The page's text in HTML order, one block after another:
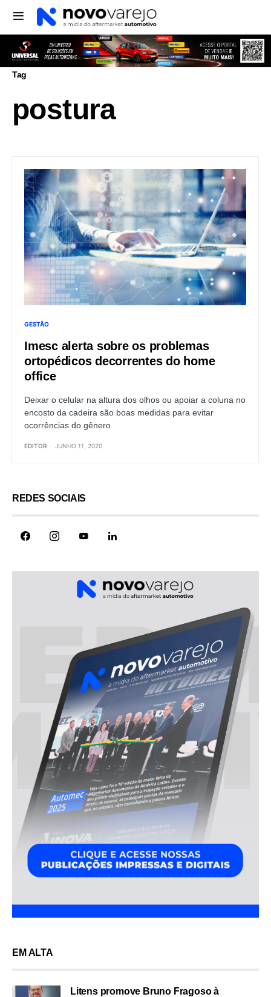
Tag
postura
GESTÃO
Imesc alerta sobre os problemas
ortopédicos decorrentes do home
office
Deixar o celular na altura dos olhos ou apoiar a coluna no
encosto da cadeira são boas medidas para evitar
ocorrências do gênero
EDITOR JUNHO 11, 2020
REDES SOCIAIS
EM ALTA
Litens promove Bruno Fragoso à